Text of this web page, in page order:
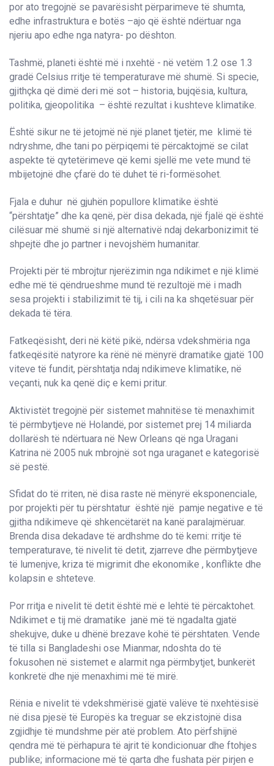
por ato tregojnë se pavarësisht përparimeve të shumta,
edhe infrastruktura e botës –ajo që është ndërtuar nga
njeriu apo edhe nga natyra- po dështon.
Tashmë, planeti është më i nxehtë - në vetëm 1.2 ose 1.3
gradë Celsius rritje të temperaturave më shumë. Si specie,
gjithçka që dimë deri më sot – historia, bujqësia, kultura,
politika, gjeopolitika – është rezultat i kushteve klimatike.
Është sikur ne të jetojmë në një planet tjetër, me klimë të
ndryshme, dhe tani po përpiqemi të përcaktojmë se cilat
aspekte të qytetërimeve që kemi sjellë me vete mund të
mbijetojnë dhe çfarë do të duhet të ri-formësohet.
Fjala e duhur në gjuhën popullore klimatike është
“përshtatje” dhe ka qenë, për disa dekada, një fjalë që është
cilësuar më shumë si një alternativë ndaj dekarbonizimit të
shpejtë dhe jo partner i nevojshëm humanitar.
Projekti për të mbrojtur njerëzimin nga ndikimet e një klimë
edhe më të qëndrueshme mund të rezultojë më i madh
sesa projekti i stabilizimit të tij, i cili na ka shqetësuar për
dekada të tëra.
Fatkeqësisht, deri në këtë pikë, ndërsa vdekshmëria nga
fatkeqësitë natyrore ka rënë në mënyrë dramatike gjatë 100
viteve të fundit, përshtatja ndaj ndikimeve klimatike, në
veçanti, nuk ka qenë diç e kemi pritur.
Aktivistët tregojnë për sistemet mahnitëse të menaxhimit
të përmbytjeve në Holandë, por sistemet prej 14 miliarda
dollarësh të ndërtuara në New Orleans që nga Uragani
Katrina në 2005 nuk mbrojnë sot nga uraganet e kategorisë
së pestë.
Sfidat do të rriten, në disa raste në mënyrë eksponenciale,
por projekti për tu përshtatur është një pamje negative e të
gjitha ndikimeve që shkencëtarët na kanë paralajmëruar.
Brenda disa dekadave të ardhshme do të kemi: rritje të
temperaturave, të nivelit të detit, zjarreve dhe përmbytjeve
të lumenjve, kriza të migrimit dhe ekonomike , konflikte dhe
kolapsin e shteteve.
Por rritja e nivelit të detit është më e lehtë të përcaktohet.
Ndikimet e tij më dramatike janë më të ngadalta gjatë
shekujve, duke u dhënë brezave kohë të përshtaten. Vende
të tilla si Bangladeshi ose Mianmar, ndoshta do të
fokusohen në sistemet e alarmit nga përmbytjet, bunkerët
konkretë dhe një menaxhimi më të mirë.
Rënia e nivelit të vdekshmërisë gjatë valëve të nxehtësisë
në disa pjesë të Europës ka treguar se ekzistojnë disa
zgjidhje të mundshme për atë problem. Ato përfshijnë
qendra më të përhapura të ajrit të kondicionuar dhe ftohjes
publike; informacione më të qarta dhe fushata për pirjen e